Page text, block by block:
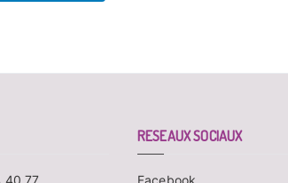
40 77
RESEAUX SOCIAUX
Facebook